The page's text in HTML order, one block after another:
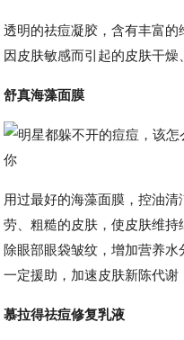
透明的祛痘凝胶，含有丰富
因皮肤敏感而引起的皮肤干燥
舒真海藻面膜
用过最好的海藻面膜，控油
劳、粗糙的皮肤，使皮肤维
除眼部眼袋皱纹，增加营养
一定援助，加速皮肤新陈代谢
慕拉得祛痘修复乳液